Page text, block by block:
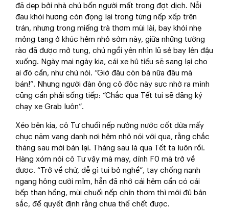
đã dẹp bởi nhà chú bốn người mất trong đợt dịch. Nỗi
đau khói hương còn đọng lại trong từng nếp xếp trên
trán, nhưng trong miếng trà thơm mùi lài, bay khói nhẹ
mỏng tang ở khúc hẻm nhỏ sớm này, giữa những tường
rào đã được mở tung, chú ngồi yên nhìn lũ sẻ bay lên đậu
xuống. Ngày mai ngày kia, cái xe hủ tiếu sẽ sang lại cho
ai đó cần, như chú nói. “Giờ đâu còn bả nữa đâu mà
bán!”. Nhưng người đàn ông cô độc này sực nhớ ra mình
cũng cần phải sống tiếp: “Chắc qua Tết tui sẽ đăng ký
chạy xe Grab luôn”.
Xéo bên kia, cô Tư chuối nếp nướng nước cốt dừa mấy
chục năm vang danh nơi hẻm nhỏ nói với qua, rằng chắc
tháng sau mới bán lại. Tháng sau là qua Tết ta luôn rồi.
Hàng xóm nói cô Tư vậy mà may, dính F0 mà trở về
được. “Trở về chứ, dễ gì tui bỏ nghề”, tay chống nạnh
ngang hông cười mỉm, hẳn đã nhớ cái hẻm cần có cái
bếp than hồng, mùi chuối nếp chín thơm thì mới đủ bản
sắc, để quyết định rằng chưa thể chết được.